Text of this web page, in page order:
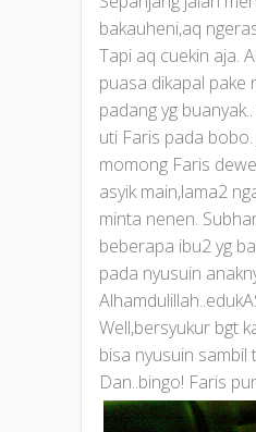
bakauheni,aq
Tapi aq cuekin aja.
puasa dikapal pake
padang yg
uti Faris pada bobo.
momong Faris
asyik main,lama2
minta nenen.
beberapa ibu2 yg
pada nyusuin
Well,bersyukur bgt
bisa nyusuin sambil
Dan..bingo! Faris